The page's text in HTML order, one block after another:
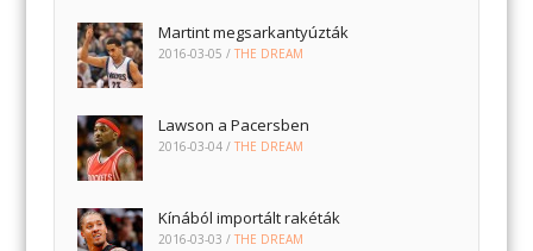
Martint megsarkantyúzták
2016-03-05 /THE DREAM
Lawson a Pacersben
2016-03-04 /THE DREAM
Kínából importált rakéták
2016-03-03 /THE DREAM